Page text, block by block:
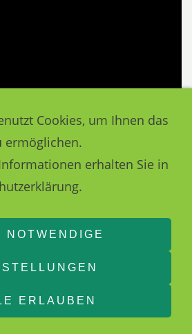
Cookies, um Ihnen das
ermöglichen.
erhalten Sie in
NOTWENDIGE
ERLAUBEN